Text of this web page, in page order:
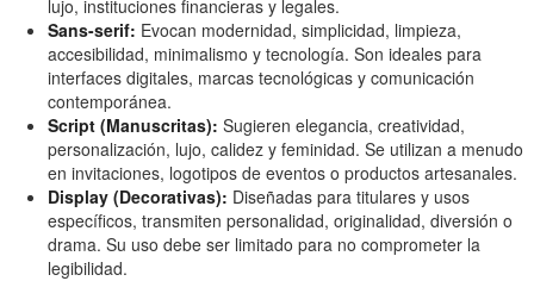
lujo, instituciones financieras y legales.
Sans-serif: Evocan modernidad, simplicidad, limpieza,
accesibilidad, minimalismo y tecnología. Son ideales para
interfaces digitales, marcas tecnológicas y comunicación
contemporánea.
Script (Manuscritas): Sugieren elegancia, creatividad,
personalización, lujo, calidez y feminidad. Se utilizan a menudo
en invitaciones, logotipos de eventos o productos artesanales.
Display (Decorativas): Diseñadas para titulares y usos
específicos, transmiten personalidad, originalidad, diversión o
drama. Su uso debe ser limitado para no comprometer la
legibilidad.